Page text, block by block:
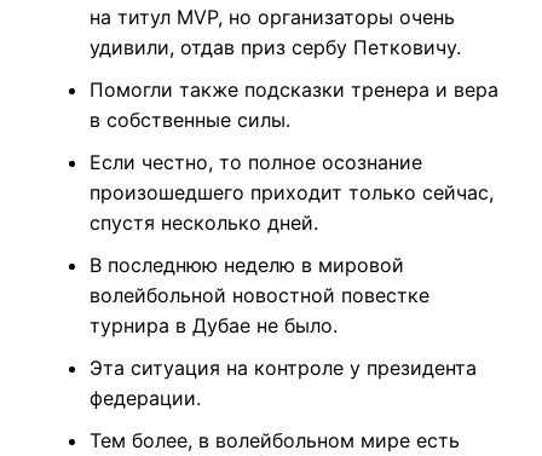
на титул MVP, но организаторы очень
удивили, отдав приз сербу Петковичу.
Помогли также подсказки тренера и вера
в собственные силы.
Если честно, то полное осознание
произошедшего приходит только сейчас,
спустя несколько дней.
В последнюю неделю в мировой
волейбольной новостной повестке
турнира в Дубае не было.
Эта ситуация на контроле у президента
федерации.
Тем более, в волейбольном мире есть